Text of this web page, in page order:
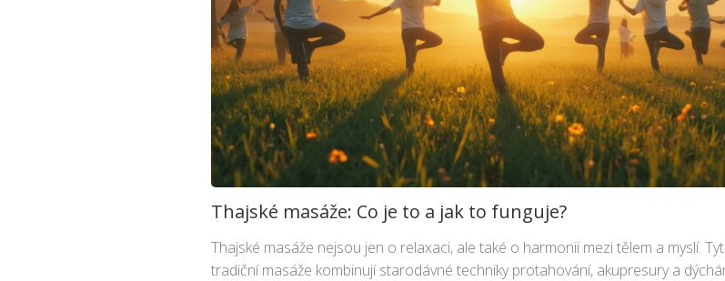
Thajské masáže: Co je to a jak to funguje?
Thajské masáže nejsou jen o relaxaci, ale také o harmonii mezi tělem a myslí.
tradiční masáže kombinují starodávné techniky protahování, akupresury a